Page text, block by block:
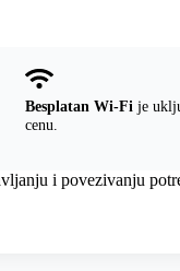
Besplatan Wi-Fije
cenu.
i povezivanju